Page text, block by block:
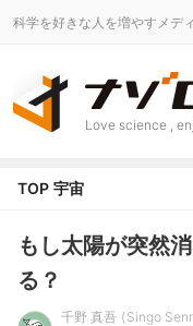
科学を好きな人を増やすメデ
Love science ,
TOP 宇宙
もし太陽が突然
る？
千野 真吾
Singo